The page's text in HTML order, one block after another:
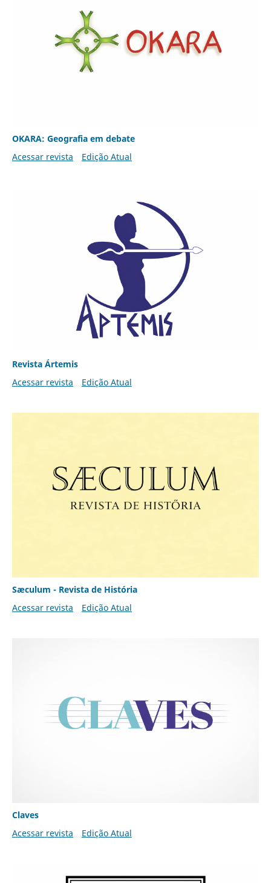
OKARA: Geografia em debate
Acessar revista
Edição Atual
Revista Ártemis
Acessar revista
Edição Atual
Sæculum - Revista de História
Acessar revista
Edição Atual
Claves
Acessar revista
Edição Atual